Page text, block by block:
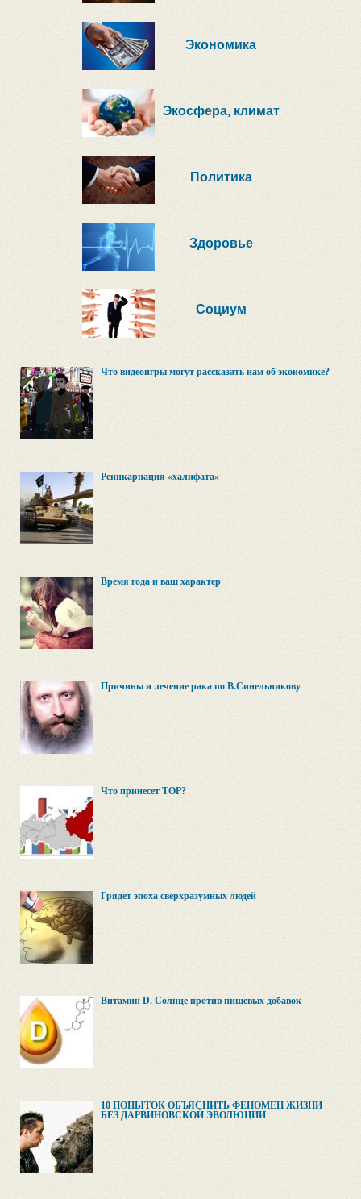
Экономика
Экосфера, климат
Политика
Здоровье
Социум
Что видеоигры могут рассказать нам об экономике?
Реинкарнация «халифата»
Время года и ваш характер
Причины и лечение рака по В.Синельникову
Что принесет ТОР?
Грядет эпоха сверхразумных людей
Витамин D. Солнце против пищевых добавок
10 ПОПЫТОК ОБЪЯСНИТЬ ФЕНОМЕН ЖИЗНИ
БЕЗ ДАРВИНОВСКОЙ ЭВОЛЮЦИИ